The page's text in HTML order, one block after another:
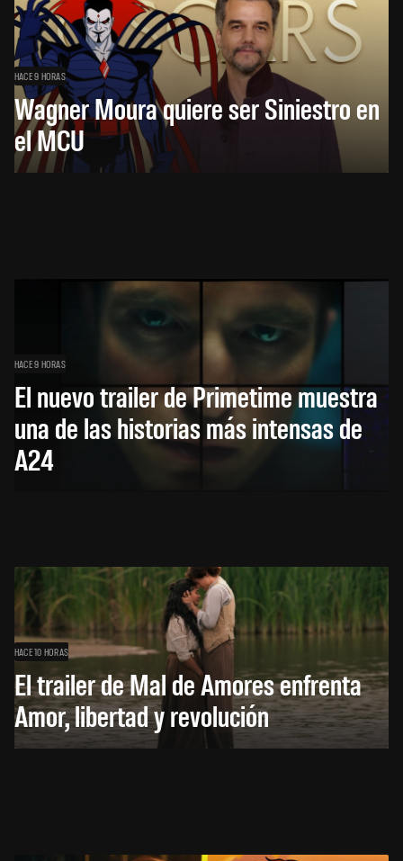
HACE 9 HORAS
Wagner Moura quiere ser Siniestro en
el MCU
HACE 9 HORAS
El nuevo trailer de Primetime muestra
una de las historias más intensas de
A24
HACE 10 HORAS
El trailer de Mal de Amores enfrenta
Amor, libertad y revolución